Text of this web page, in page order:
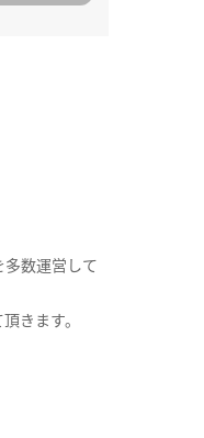
数運営して
きます。